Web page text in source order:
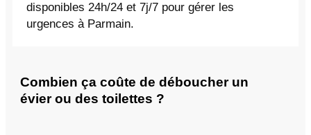
disponibles 24h/24 et 7j/7 pour gérer les
urgences à Parmain.
Combien ça coûte de déboucher un
évier ou des toilettes ?